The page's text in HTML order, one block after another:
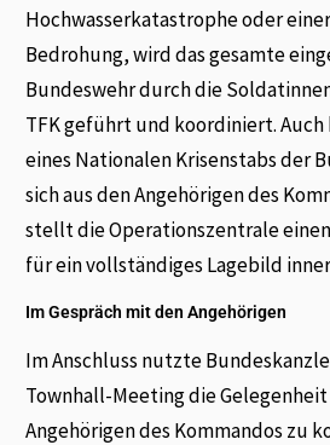
Hochwasserkatastrophe oder
Bedrohung, wird das gesamte
Bundeswehr durch die
TFK geführt und koordiniert.
eines Nationalen Krisenstabs der
sich aus den Angehörigen des
stellt die Operationszentrale
für ein vollständiges Lagebild
Im Gespräch mit den Angehörigen
Im Anschluss nutzte
Townhall-Meeting die
Angehörigen des Kommandos zu